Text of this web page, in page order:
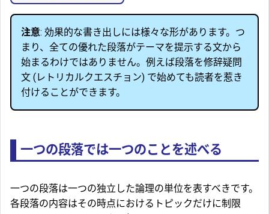
注意: 効果的な書き出しには様々な形があります。つ
まり、全ての優れた段落がテーマを提示する文から
始まるわけではありません。例えば段落を修辞疑問
文 (レトリカルクエスチョン) で始めても読者を惹き
付けることができます。
一つの段落では一つのことを述べる
一つの段落は一つの独立した論理の単位を表すべきです。
各段落の内容はその時点におけるトピックだけに制限